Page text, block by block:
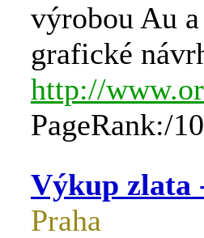
výrobou Au
grafické
http://
PageRank:/
Výkup zlata
Praha